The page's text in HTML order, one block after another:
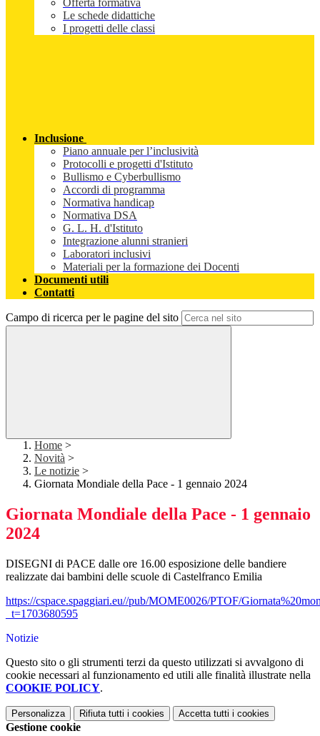
Offerta formativa
Le schede didattiche
I progetti delle classi
Inclusione
Piano annuale per l’inclusività
Protocolli e progetti d'Istituto
Bullismo e Cyberbullismo
Accordi di programma
Normativa handicap
Normativa DSA
G. L. H. d'Istituto
Integrazione alunni stranieri
Laboratori inclusivi
Materiali per la formazione dei Docenti
Documenti utili
Contatti
Campo di ricerca per le pagine del sito
Home >
Novità >
Le notizie >
Giornata Mondiale della Pace - 1 gennaio 2024
Giornata Mondiale della Pace - 1 gennaio
2024
DISEGNI di PACE dalle ore 16.00 esposizione delle bandiere
realizzate dai bambini delle scuole di Castelfranco Emilia
https://cspace.spaggiari.eu//pub/MOME0026/PTOF/
_t=1703680595
Notizie
Questo sito o gli strumenti terzi da questo utilizzati si avvalgono di
cookie necessari al funzionamento ed utili alle finalità illustrate nella
COOKIE POLICY.
Personalizza Rifiuta tutti i cookies Accetta tutti i cookies
Gestione cookie